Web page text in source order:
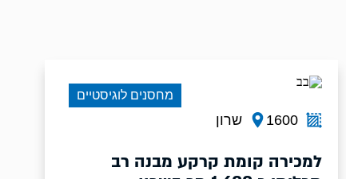
1600 שרון
למכירה קומת קרקע מבנה רב
מחסנים לוגיסטיים